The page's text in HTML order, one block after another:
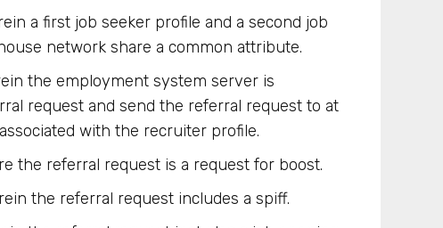
a first job seeker profile and a second job
network share a common attribute.
the employment system server is
request and send the referral request to at
with the recruiter profile.
the referral request is a request for boost.
the referral request includes a spiff.